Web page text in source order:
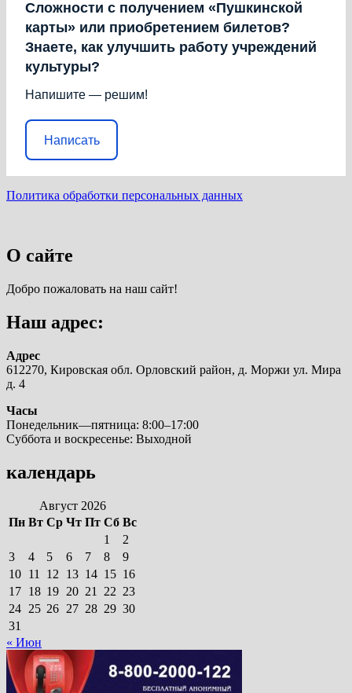
Сложности с получением «Пушкинской
карты» или приобретением билетов?
Знаете, как улучшить работу учреждений
культуры?
Напишите — решим!
Написать
Политика обработки персональных данных
О сайте
Добро пожаловать на наш сайт!
Наш адрес:
Адрес
612270, Кировская обл. Орловский район, д. Моржи ул. Мира
д. 4
Часы
Понедельник—пятница: 8:00–17:00
Суббота и воскресенье: Выходной
календарь
Август 2026
Пн Вт Ср Чт Пт Сб Вс
1
2
3
4 5 6 7 8
9
10 11 12 13 14 15 16
17 18 19 20 21 22 23
24 25 26 27 28 29 30
31
« Июн